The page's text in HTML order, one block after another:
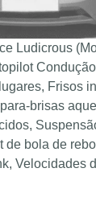
Ludicrous
Condução
Frisos
brisas
bola de
Velocidades